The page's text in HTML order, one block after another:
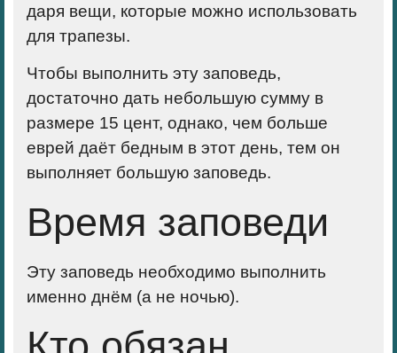
даря вещи, которые можно использовать
для трапезы.
Чтобы выполнить эту заповедь,
достаточно дать небольшую сумму в
размере 15 цент, однако, чем больше
еврей даёт бедным в этот день, тем он
выполняет большую заповедь.
Время заповеди
Эту заповедь необходимо выполнить
именно днём (а не ночью).